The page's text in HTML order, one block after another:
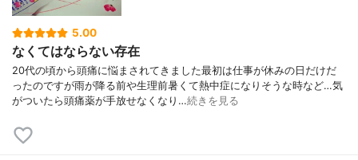
5.00
なくてはならない存在
20代の頃から頭痛に悩まされてきました最初は仕事が休みの日だけだ
ったのですが雨が降る前や生理前暑くて熱中症になりそうな時など…気
がついたら頭痛薬が手放せなくなり…続きを見る